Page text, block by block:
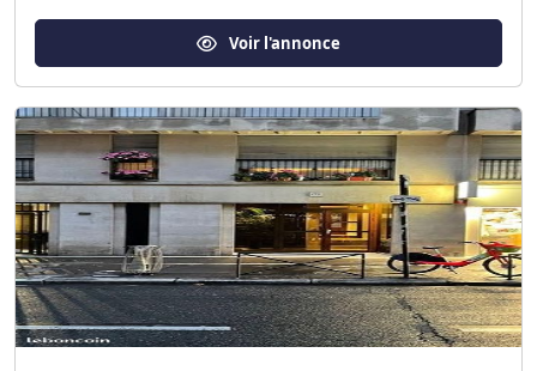
Voir l'annonce